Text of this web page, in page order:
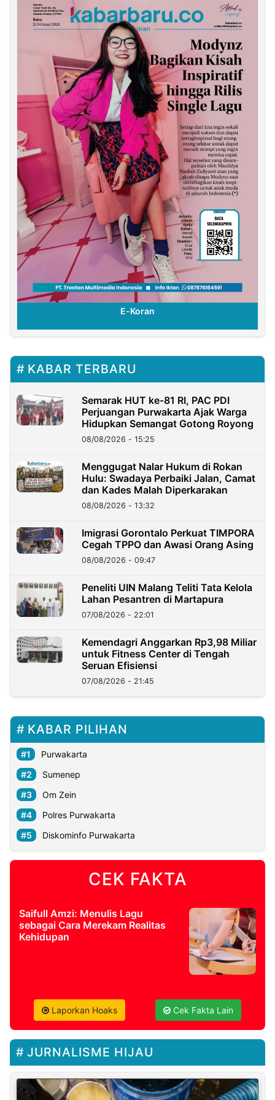
E-Koran
KABAR TERBARU
Semarak HUT ke-81 RI, PAC PDI
Perjuangan Purwakarta Ajak Warga
Hidupkan Semangat Gotong Royong
08/08/2026 - 15:25
Menggugat Nalar Hukum di Rokan
Hulu: Swadaya Perbaiki Jalan, Camat
dan Kades Malah Diperkarakan
08/08/2026 - 13:32
Imigrasi Gorontalo Perkuat TIMPORA
Cegah TPPO dan Awasi Orang Asing
08/08/2026 - 09:47
Peneliti UIN Malang Teliti Tata Kelola
Lahan Pesantren di Martapura
07/08/2026 - 22:01
Kemendagri Anggarkan Rp3,98 Miliar
untuk Fitness Center di Tengah
Seruan Efisiensi
07/08/2026 - 21:45
KABAR PILIHAN
Purwakarta
Sumenep
Om Zein
Polres Purwakarta
Diskominfo Purwakarta
CEK FAKTA
Saifull Amzi: Menulis Lagu
sebagai Cara Merekam Realitas
Kehidupan
Laporkan Hoaks Cek Fakta Lain
JURNALISME HIJAU